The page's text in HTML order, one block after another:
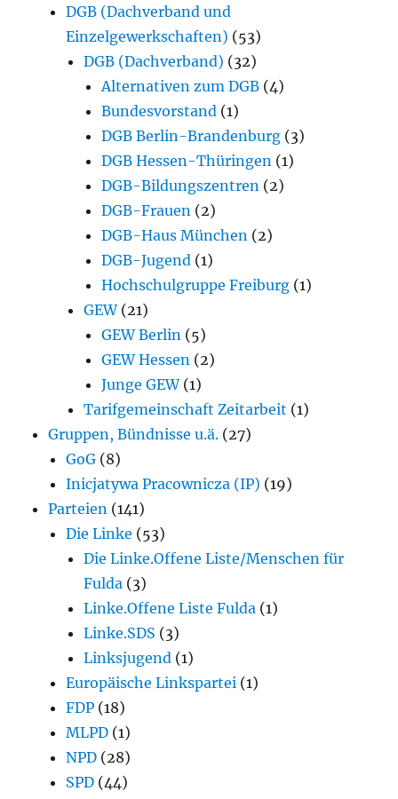
DGB (Dachverband und
Einzelgewerkschaften) (53)
DGB (Dachverband) (32)
Alternativen zum DGB (4)
Bundesvorstand (1)
DGB Berlin-Brandenburg (3)
DGB Hessen-Thüringen (1)
DGB-Bildungszentren (2)
DGB-Frauen (2)
DGB-Haus München (2)
DGB-Jugend (1)
Hochschulgruppe Freiburg (1)
GEW(21)
GEW Berlin (5)
GEW Hessen (2)
Junge GEW(1)
Tarifgemeinschaft Zeitarbeit (1)
Gruppen, Bündnisse u.ä. (27)
GoG (8)
Inicjatywa Pracownicza (IP) (19)
Parteien (141)
Die Linke (53)
Die Linke.Offene Liste/Menschen für
Fulda (3)
Linke.Offene Liste Fulda (1)
Linke.SDS (3)
Linksjugend (1)
Europäische Linkspartei (1)
FDP (18)
MLPD (1)
NPD (28)
SPD (44)